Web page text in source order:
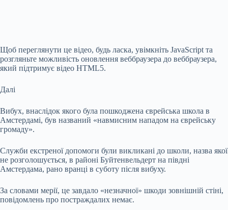
Щоб переглянути це відео, будь ласка, увімкніть JavaScript та
розгляньте можливість оновлення веббраузера до веббраузера,
який підтримує відео HTML5.
Далі
Вибух, внаслідок якого була пошкоджена єврейська школа в
Амстердамі, був названий «навмисним нападом на єврейську
громаду».
Служби екстреної допомоги були викликані до школи, назва якої
не розголошується, в районі Буйтенвельдерт на півдні
Амстердама, рано вранці в суботу після вибуху.
За словами мерії, це завдало «незначної» шкоди зовнішній стіні,
повідомлень про постраждалих немає.